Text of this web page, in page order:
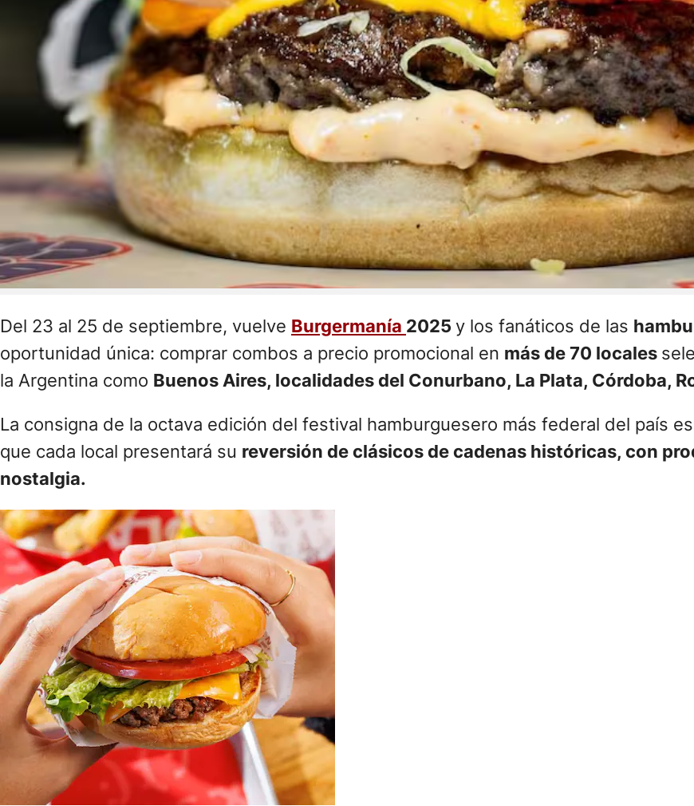
Del 23 al 25 de septiembre, vuelve Burgermanía 2025 y los fanáticos de las
oportunidad única: comprar combos a precio promocional en más de 70 locales
la Argentina como Buenos Aires, localidades del Conurbano, La Plata, Córdoba,
La consigna de la octava edición del festival hamburguesero más federal del país es
que cada local presentará su reversión de clásicos de cadenas históricas, con
nostalgia.